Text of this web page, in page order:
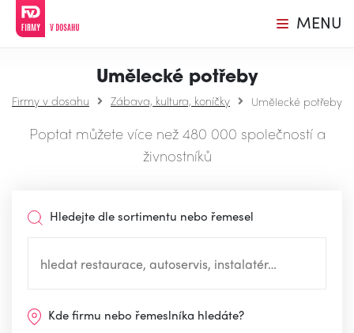
MENU
Umělecké potřeby
Firmy v dosahu Zábava, kultura, koníčky Umělecké potřeby
Poptat můžete více než 480 000 společností a
živnostníků
Hledejte dle sortimentu nebo řemesel
Kde firmu nebo řemeslníka hledáte?